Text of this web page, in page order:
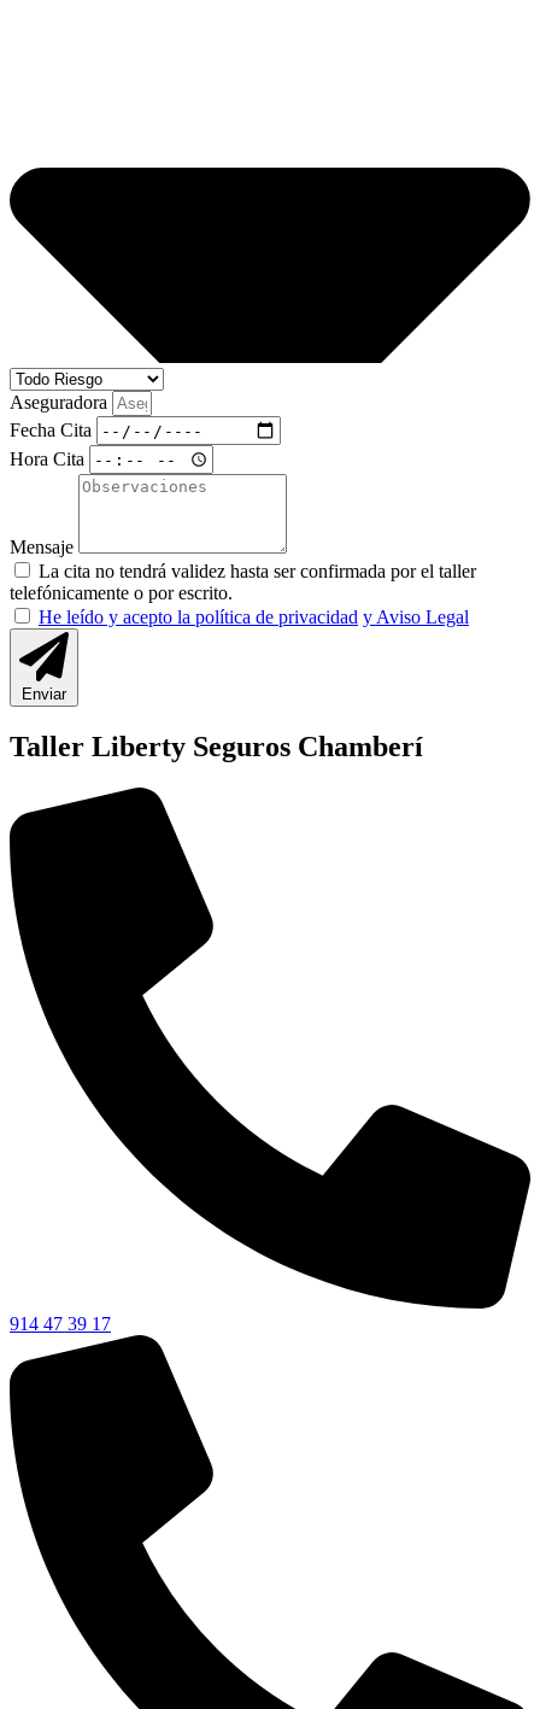
Aseguradora
Fecha Cita
Hora Cita
Mensaje
La cita no tendrá validez hasta ser confirmada por el taller
telefónicamente o por escrito.
He leído y acepto la política de privacidad y Aviso Legal
Enviar
Taller Liberty Seguros Chamberí
914 47 39 17